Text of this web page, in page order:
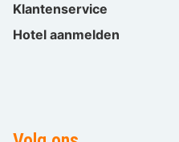
Klantenservice
Hotel aanmelden